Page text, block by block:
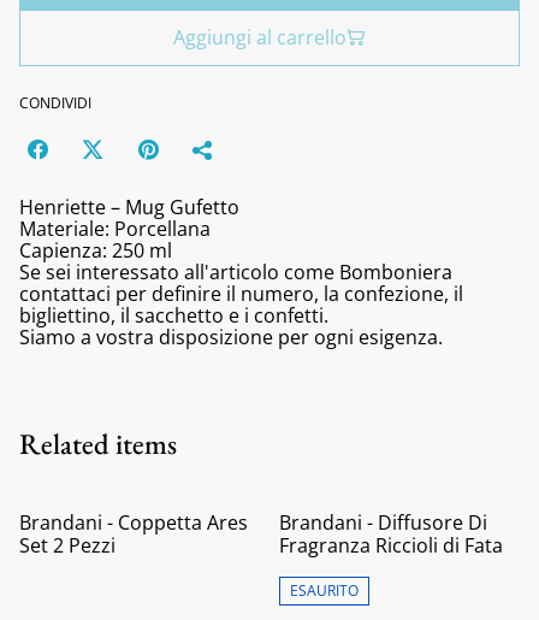
Aggiungi al carrello
CONDIVIDI
Henriette – Mug Gufetto
Materiale: Porcellana
Capienza: 250 ml
Se sei interessato all'articolo come Bomboniera
contattaci per definire il numero, la confezione, il
bigliettino, il sacchetto e i confetti.
Siamo a vostra disposizione per ogni esigenza.
Related items
Brandani - Coppetta Ares
Set 2 Pezzi
Brandani - Diffusore Di
Fragranza Riccioli di Fata
ESAURITO